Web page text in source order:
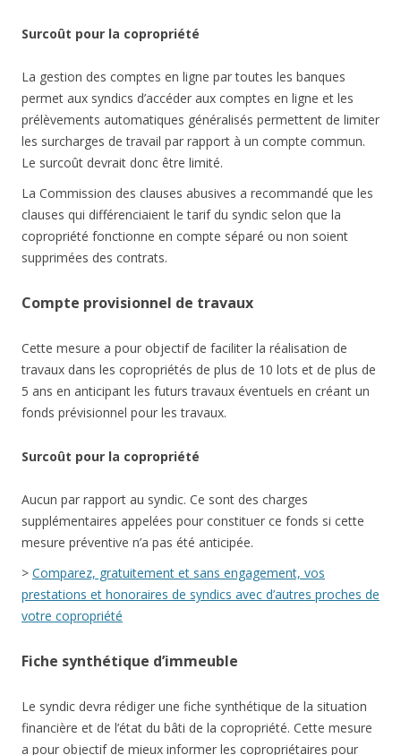
Surcoût pour la copropriété
La gestion des comptes en ligne par toutes les banques
permet aux syndics d’accéder aux comptes en ligne et les
prélèvements automatiques généralisés permettent de limiter
les surcharges de travail par rapport à un compte commun.
Le surcoût devrait donc être limité.
La Commission des clauses abusives a recommandé que les
clauses qui différenciaient le tarif du syndic selon que la
copropriété fonctionne en compte séparé ou non soient
supprimées des contrats.
Compte provisionnel de travaux
Cette mesure a pour objectif de faciliter la réalisation de
travaux dans les copropriétés de plus de 10 lots et de plus de
5 ans en anticipant les futurs travaux éventuels en créant un
fonds prévisionnel pour les travaux.
Surcoût pour la copropriété
Aucun par rapport au syndic. Ce sont des charges
supplémentaires appelées pour constituer ce fonds si cette
mesure préventive n’a pas été anticipée.
> Comparez, gratuitement et sans engagement, vos
prestations et honoraires de syndics avec d’autres proches de
votre copropriété
Fiche synthétique d’immeuble
Le syndic devra rédiger une fiche synthétique de la situation
financière et de l’état du bâti de la copropriété. Cette mesure
a pour objectif de mieux informer les copropriétaires pour